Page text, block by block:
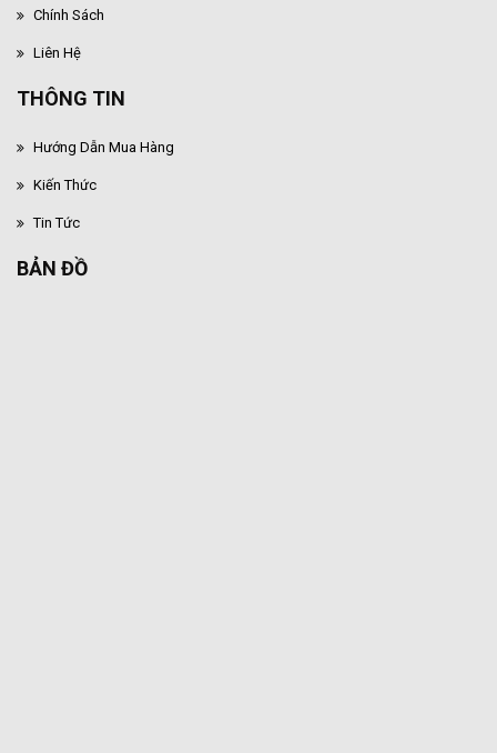
Chính Sách
Liên Hệ
THÔNG TIN
Hướng Dẫn Mua Hàng
Kiến Thức
Tin Tức
BẢN ĐỒ